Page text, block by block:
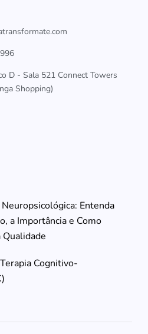
D - Sala 521 Connect Towers
Shopping)
Entenda
a Importância e Como
Qualidade
Cognitivo-